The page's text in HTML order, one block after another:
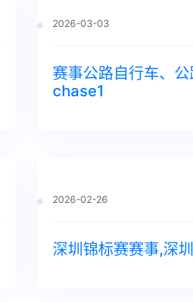
2026-03-03
赛事公路自行车、
chase1
2026-02-26
深圳锦标赛赛事,深